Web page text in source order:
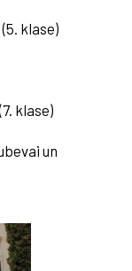
klase)
klase)
un